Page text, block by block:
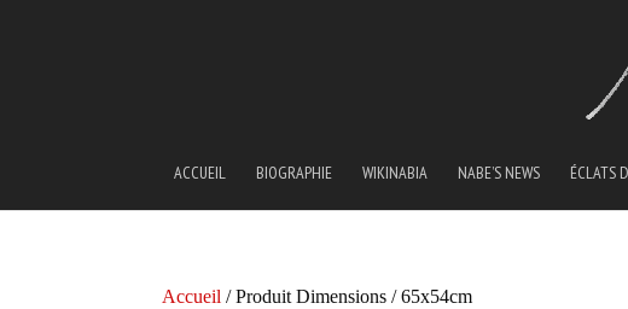
ACCUEIL BIOGRAPHIE WIKINABIA NABE’S NEWS ÉCLATS
Accueil / Produit Dimensions / 65x54cm